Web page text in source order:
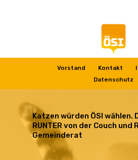
Vorstand Kontakt
Datenschutz
Katzen würden ÖSI wählen.
RUNTER von der Couch und
Gemeinderat